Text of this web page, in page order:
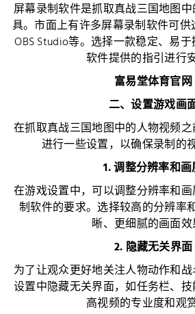
屏幕录制软件是抓取真战三国地图
具。市面上有许多屏幕录制软件可供
OBS Studio等。选择一款稳定、易
软件提供的指引进行
富易堂体育官网
二、设置游戏画
在抓取真战三国地图中的人物视频
进行一些设置，以确保录制的
1. 调整分辨率和画
在游戏设置中，可以调整分辨率和
制软件的要求。选择较高的分辨率
晰、更细腻的画面效
2. 隐藏无关界面
为了让观众更好地关注人物动作和
设置中隐藏无关界面，如任务栏、
高视频的专业度和观